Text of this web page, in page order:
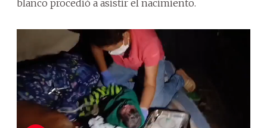
blanco procedió a asistir el nacimiento.